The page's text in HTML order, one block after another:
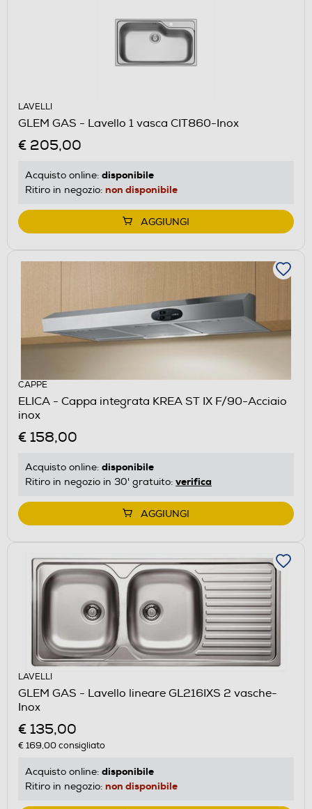
LAVELLI
GLEM GAS - Lavello 1 vasca CIT860-Inox
€ 205,00
Acquisto online: disponibile
Ritiro in negozio: non disponibile
AGGIUNGI
CAPPE
ELICA - Cappa integrata KREA ST IX F/90-Acciaio
inox
€ 158,00
Acquisto online: disponibile
Ritiro in negozio in 30' gratuito: verifica
AGGIUNGI
LAVELLI
GLEM GAS - Lavello lineare GL216IXS 2 vasche-
Inox
€ 135,00
€ 169,00consigliato
Acquisto online: disponibile
Ritiro in negozio: non disponibile